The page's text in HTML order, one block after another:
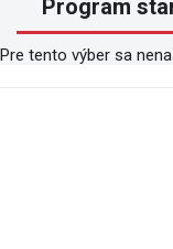
Program
Pre tento výber sa